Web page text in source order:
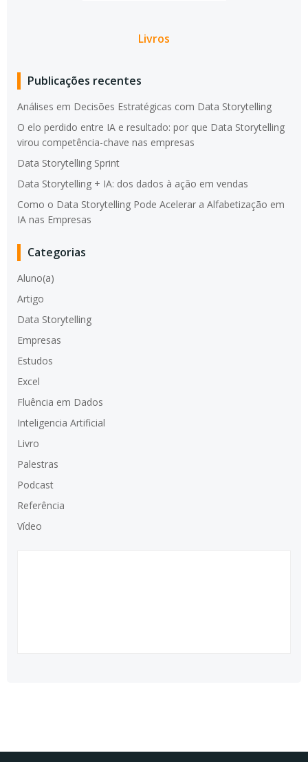
Livros
Publicações recentes
Análises em Decisões Estratégicas com Data Storytelling
O elo perdido entre IA e resultado: por que Data Storytelling
virou competência-chave nas empresas
Data Storytelling Sprint
Data Storytelling + IA: dos dados à ação em vendas
Como o Data Storytelling Pode Acelerar a Alfabetização em
IA nas Empresas
Categorias
Aluno(a)
Artigo
Data Storytelling
Empresas
Estudos
Excel
Fluência em Dados
Inteligencia Artificial
Livro
Palestras
Podcast
Referência
Vídeo